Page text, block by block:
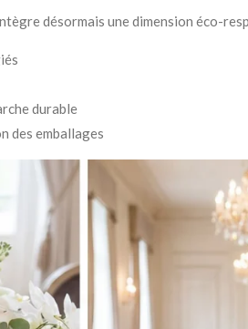
désormais une dimension éco-
durable
des emballages